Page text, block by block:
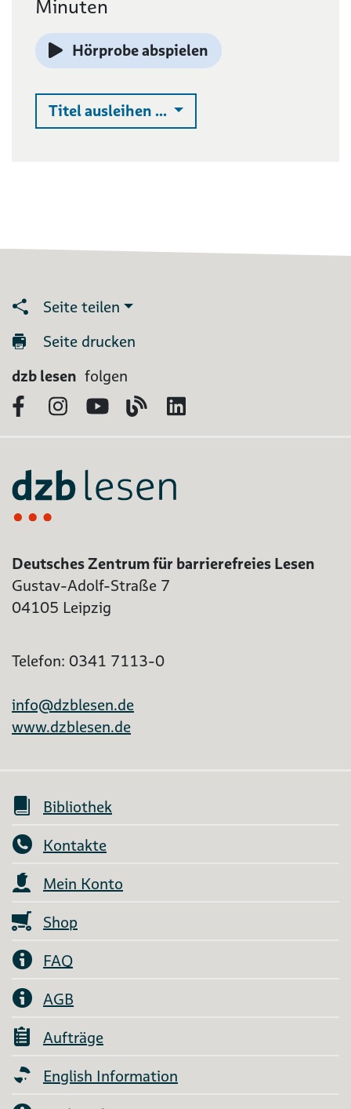
Minuten
Hörprobe abspielen
Titel ausleihen ... Auswahlliste ausklappen
Seite teilen
Seite drucken
dzb lesen folgen
FacebookInstagram
YouTubeBlog
Deutsches Zentrum für barrierefreies Lesen
Gustav-Adolf-Straße 7
04105 Leipzig
Telefon: 0341 7113-0
info@dzblesen.de
www.dzblesen.de
Bibliothek
Kontakte
Mein Konto
Shop
FAQ
AGB
Aufträge
English Information